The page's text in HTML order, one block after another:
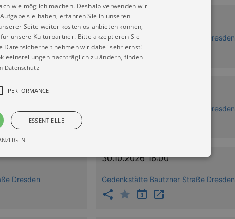
Dresden
25.09.2026 16:00
Gedenkstätte Bautzner Straße Dresden
Gedenkstätte Bautzner Straße Dresden
Dresden
30.10.2026 16:00
Gedenkstätte Bautzner Straße Dresden
wie möglich machen. Deshalb verwenden wir
sie haben, erfahren Sie in unseren
Seite weiter kostenlos anbieten können,
unsere Kulturpartner. Bitte akzeptieren Sie
Datensicherheit nehmen wir dabei sehr ernst!
nachträglich zu ändern, finden
Datenschutz
PERFORMANCE
ESSENTIELLE
gebraucht. Zum Beispiel für das Login in Ihren account. Ohne diese